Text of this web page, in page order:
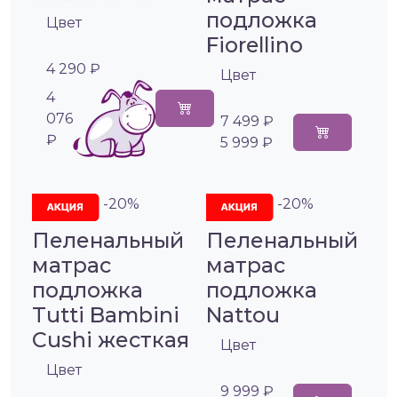
Цвет
4 290 ₽
4
076
₽
подложка
Fiorellino
Цвет
7 499 ₽
5 999 ₽
-20%
Пеленальный
матрас
подложка
Tutti Bambini
Cushi жесткая
Цвет
-20%
Пеленальный
матрас
подложка
Nattou
Цвет
9 999 ₽